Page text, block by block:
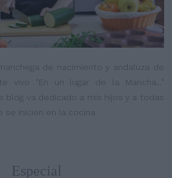
de nacimiento y andaluza de
vivo "En un lugar de la Mancha..."
blog va dedicado a mis hijos y a todas
se inicien en la cocina.
Especial